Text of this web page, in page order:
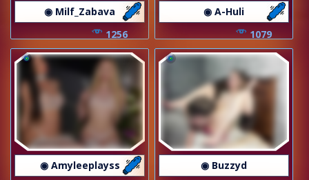
◉ Milf_Zabava
1256
◉ A-Huli
1079
◉ Amyleeplayss
◉ Buzzyd